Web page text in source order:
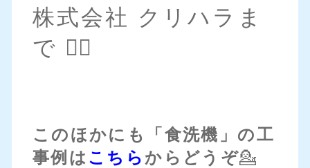
株式会社 クリハラま
で 💁‍♀️
このほかにも「食洗機」の工
事例は こちら からどうぞ💁